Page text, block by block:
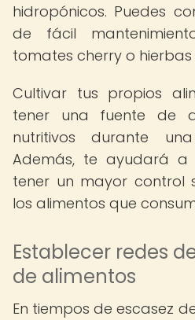
hidropónicos. Puedes
de fácil
tomates cherry o
Cultivar tus propios
tener una fuente de
nutritivos durante
Además, te ayudará
tener un mayor control
los alimentos que
Establecer redes
de alimentos
En tiempos de escasez